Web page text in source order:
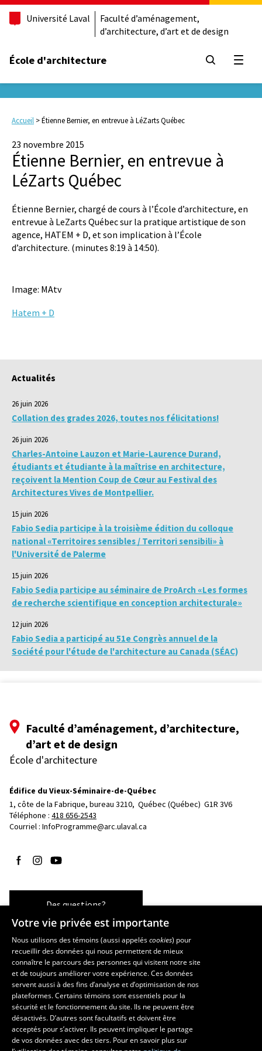
Université Laval
Faculté d’aménagement,
d’architecture, d’art et de design
École d'architecture
Accueil >Étienne Bernier, en entrevue à LéZarts Québec
23 novembre 2015
Étienne Bernier, en entrevue à
LéZarts Québec
Étienne Bernier, chargé de cours à l’École d’architecture, en
entrevue à LeZarts Québec sur la pratique artistique de son
agence, HATEM + D, et son implication à l’École
d’architecture. (minutes 8:19 à 14:50).
Image: MAtv
Hatem + D
Actualités
26 juin 2026
Collation des grades 2026, toutes nos félicitations!
26 juin 2026
Charles-Antoine Lauzon et Marie-Laurence Durand,
étudiants et étudiante à la maîtrise en architecture,
reçoivent la Mention Coup de Cœur au Festival des
Architectures Vives de Montpellier.
15 juin 2026
Fabio Sedia participe à la troisième édition du colloque
national «Territoires sensibles / Territori sensibili» à
l'Université de Palerme
15 juin 2026
Fabio Sedia participe au séminaire de ProArch «Les formes
de recherche scientifique en conception architecturale»
12 juin 2026
Fabio Sedia a participé au 51e Congrès annuel de la
Société pour l'étude de l'architecture au Canada (SÉAC)
Faculté d’aménagement, d’architecture,
d’art et de design
École d'architecture
Édifice du Vieux-Séminaire-de-Québec
1, côte de la Fabrique, bureau 3210, Québec (Québec)  G1R 3V6
Téléphone : 418 656-2543
Courriel : InfoProgramme@arc.ulaval.ca
Suivez-nous sur Facebook
Suivez-nous sur Instagram
Suivez-nous sur YouTube
Des questions?
Les écoles et la recherche
École d’art
École supérieure d’aménagement du territoire et de développement
régional
École de design
Centre de recherche en aménagement et développement
Votre vie privée est importante
Nous utilisons des témoins (aussi appeléscookies) pour
recueillir des données qui nous permettent de mieux
connaître le parcours des personnes qui visitent notre site
et de toujours améliorer votre expérience. Ces données
servent aussi à des fins d’analyse et d’optimisation de nos
plateformes. Certains témoins sont essentiels pour la
sécurité et le fonctionnement du site. Ils ne peuvent être
désactivés. D’autres sont facultatifs et doivent être
acceptés pour s’activer. Ils peuvent impliquer le partage
de vos données avec des tiers. Pour en savoir plus sur